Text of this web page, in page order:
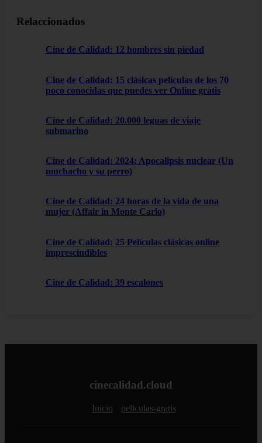
Relaccionados
Cine de Calidad: 12 hombres sin piedad
Cine de Calidad: 15 clásicas películas de los 70
poco conocidas que puedes ver Online gratis
Cine de Calidad: 20.000 leguas de viaje
submarino
Cine de Calidad: 2024: Apocalipsis nuclear (Un
muchacho y su perro)
Cine de Calidad: 24 horas de la vida de una
mujer (Affair in Monte Carlo)
Cine de Calidad: 25 Películas clásicas online
imprescindibles
Cine de Calidad: 39 escalones
cinecalidad.cloud
Inicio peliculas-gratis